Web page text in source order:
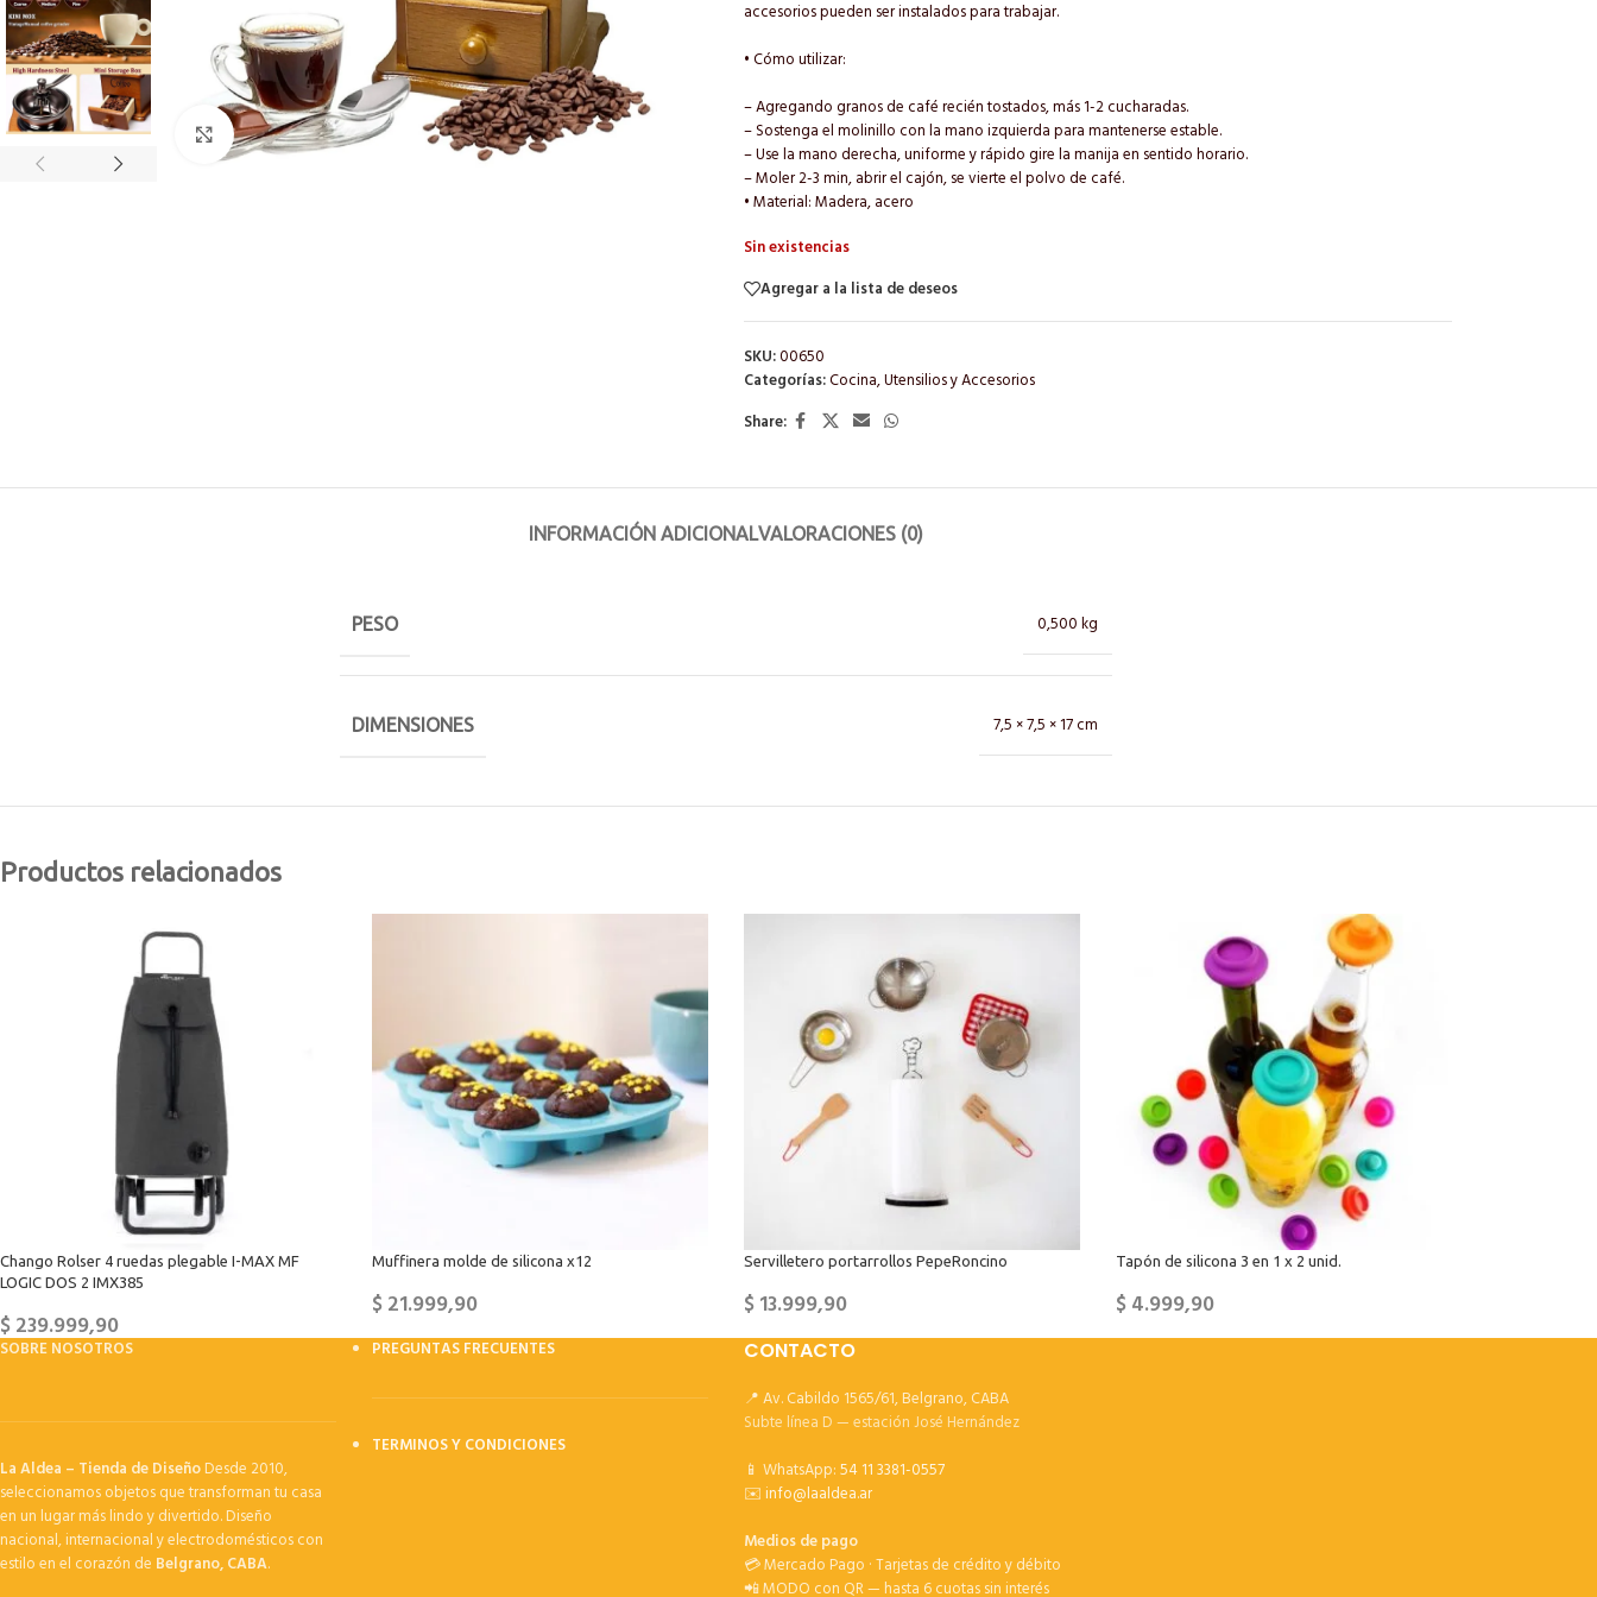
Click to enlarge
accesorios pueden ser instalados para trabajar.
• Cómo utilizar:
– Agregando granos de café recién tostados, más 1-2 cucharadas.
– Sostenga el molinillo con la mano izquierda para mantenerse estable.
– Use la mano derecha, uniforme y rápido gire la manija en sentido horario.
– Moler 2-3 min, abrir el cajón, se vierte el polvo de café.
• Material: Madera, acero
Sin existencias
Agregar a la lista de deseos
SKU:00650
Categorías:Cocina,Utensilios y Accesorios
Share:
INFORMACIÓN ADICIONALVALORACIONES (0)
PESO 0,500 kg
DIMENSIONES 7,5 × 7,5 × 17 cm
Productos relacionados
Chango Rolser 4 ruedas plegable I-MAX MF
LOGIC DOS 2 IMX385
$239.999,90
Muffinera molde de silicona x12
$21.999,90
Servilletero portarrollos PepeRoncino
$13.999,90
Tapón de silicona 3 en 1 x 2 unid.
$4.999,90
SOBRE NOSOTROS
La Aldea – Tienda de DiseñoDesde 2010,
seleccionamos objetos que transforman tu casa
en un lugar más lindo y divertido. Diseño
nacional, internacional y electrodomésticos con
estilo en el corazón de Belgrano, CABA.
PREGUNTAS FRECUENTES
TERMINOS Y CONDICIONES
CONTACTO
📍 Av. Cabildo 1565/61, Belgrano, CABA
Subte línea D — estación José Hernández
📱 WhatsApp:54 11 3381-0557
✉️info@laaldea.ar
Medios de pago
💳 Mercado Pago · Tarjetas de crédito y débito
📲 MODO con QR — hasta 6 cuotas sin interés